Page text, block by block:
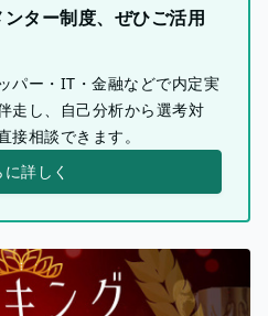
ター制度、ぜひご活用
パー・IT・金融などで内定実
走し、自己分析から選考対
相談できます。
に詳しく